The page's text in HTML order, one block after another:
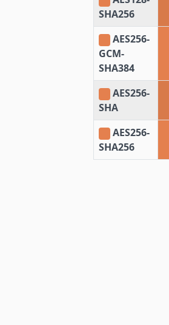
SHA256
AES256-
GCM-
SHA384
AES256-
SHA
AES256-
SHA256